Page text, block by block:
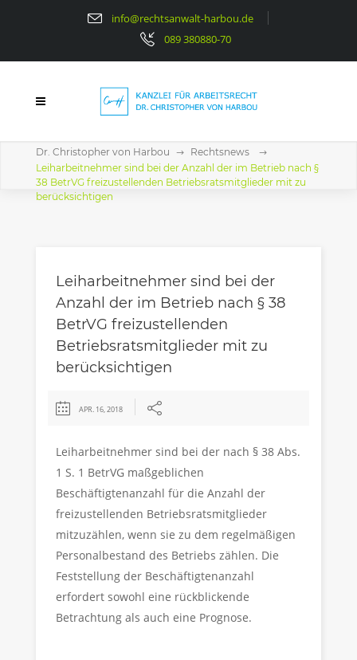
info@rechtsanwalt-harbou.de
089 380880-70
Dr. Christopher von Harbou
Rechtsnews
Leiharbeitnehmer sind bei der Anzahl der im Betrieb nach §
38 BetrVG freizustellenden Betriebsratsmitglieder mit zu
berücksichtigen
Leiharbeitnehmer sind bei der
Anzahl der im Betrieb nach § 38
BetrVG freizustellenden
Betriebsratsmitglieder mit zu
berücksichtigen
APR. 16, 2018
Leiharbeitnehmer sind bei der nach § 38 Abs.
1 S. 1 BetrVG maßgeblichen
Beschäftigtenanzahl für die Anzahl der
freizustellenden Betriebsratsmitglieder
mitzuzählen, wenn sie zu dem regelmäßigen
Personalbestand des Betriebs zählen. Die
Feststellung der Beschäftigtenanzahl
erfordert sowohl eine rückblickende
Betrachtung als auch eine Prognose.